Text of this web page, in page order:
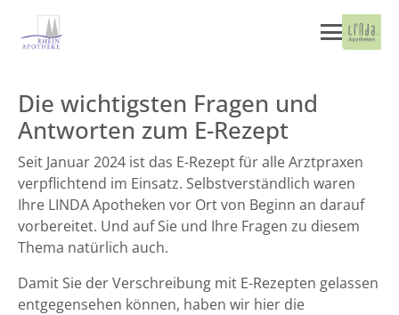
Die wichtigsten Fragen und
Antworten zum E-Rezept
Seit Januar 2024 ist das E-Rezept für alle Arztpraxen
verpflichtend im Einsatz. Selbstverständlich waren
Ihre LINDA Apotheken vor Ort von Beginn an darauf
vorbereitet. Und auf Sie und Ihre Fragen zu diesem
Thema natürlich auch.
Damit Sie der Verschreibung mit E-Rezepten gelassen
entgegensehen können, haben wir hier die